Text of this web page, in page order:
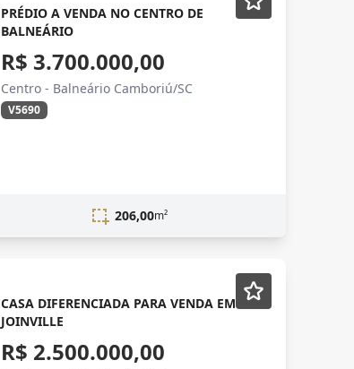
PRÉDIO A VENDA NO CENTRO DE
BALNEÁRIO
R$ 3.700.000,00
Centro - Balneário Camboriú/SC
V5690
206,00m²
CASA DIFERENCIADA PARA VENDA EM
JOINVILLE
R$ 2.500.000,00